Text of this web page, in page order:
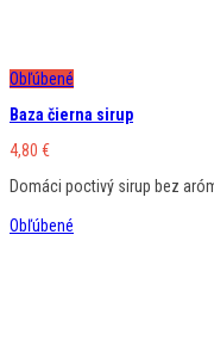
Obľúbené
Baza čierna sirup
4,80 €
Domáci poctivý sirup bez
Obľúbené